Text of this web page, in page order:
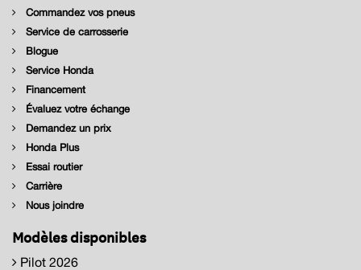
Commandez vos pneus
Service de carrosserie
Blogue
Service Honda
Financement
Évaluez votre échange
Demandez un prix
Honda Plus
Essai routier
Carrière
Nous joindre
Modèles disponibles
Pilot 2026